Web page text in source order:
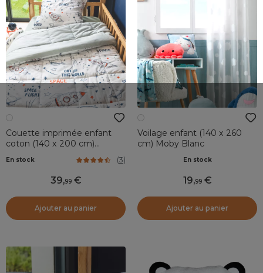
Couette imprimée enfant
coton (140 x 200 cm)
En stock (3)
39,99
Ajouter au panier
Voilage enfant (140 x 260
cm) Moby Blanc
En stock
19,99
Ajouter au panier